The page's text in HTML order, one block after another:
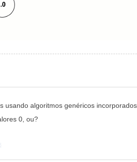
usando algoritmos genéricos
0, ou?